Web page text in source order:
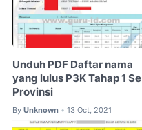
Unduh PDF Daftar nama
yang lulus P3K Tahap 1 Se
Provinsi
By Unknown • 13 Oct, 2021